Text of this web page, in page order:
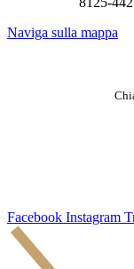
Naviga sulla mappa
Facebook Instagram